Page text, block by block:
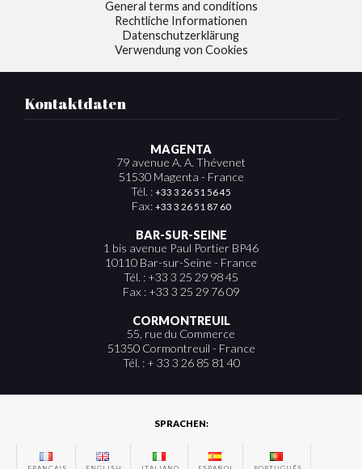
General terms and conditions
Rechtliche Informationen
Datenschutzerklärung
Verwendung von Cookies
Kontaktdaten
MAGENTA
79 avenue A. A. Thévenet
51530 Magenta - France
Tél. : +33 3 26 51 56 45
Fax: +33 3 26 51 87 60
BAR-SUR-SEINE
1 bis avenue Paul Portier BP46
10110 Bar-sur-Seine - France
Tél. : +33 3 25 29 98 45
Fax : +33 3 25 29 76 09
CORMONTREUIL
55, rue du Commerce
51350 Cormontreuil - France
Tél. : + 33 3 26 85 81 40
SPRACHEN: